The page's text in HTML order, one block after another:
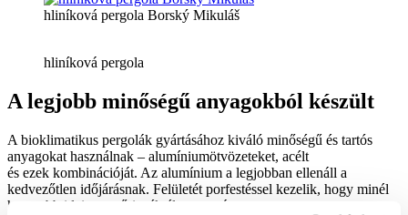
hliníková pergola Borský Mikuláš
hliníková pergola
A legjobb minőségű anyagokból készült
A bioklimatikus pergolák gyártásához kiváló minőségű és tartós
anyagokat használnak – alumíniumötvözeteket, acélt
és ezek kombinációját. Az alumínium a legjobban ellenáll a
kedvezőtlen időjárásnak. Felületét porfestéssel kezelik, hogy minél
hosszabb ideig megőrizzék élettartamát.